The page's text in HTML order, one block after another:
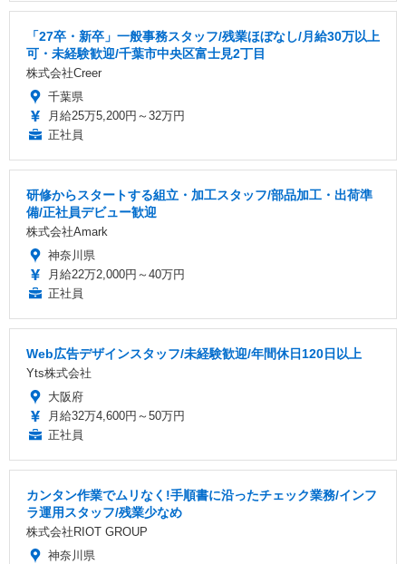
「27卒・新卒」一般事務スタッフ/残業ほぼなし/月給30万以上
可・未経験歓迎/千葉市中央区富士見2丁目
株式会社Creer
千葉県
月給25万5,200円～32万円
正社員
研修からスタートする組立・加工スタッフ/部品加工・出荷準
備/正社員デビュー歓迎
株式会社Amark
神奈川県
月給22万2,000円～40万円
正社員
Web広告デザインスタッフ/未経験歓迎/年間休日120日以上
Yts株式会社
大阪府
月給32万4,600円～50万円
正社員
カンタン作業でムリなく!手順書に沿ったチェック業務/インフ
ラ運用スタッフ/残業少なめ
株式会社RIOT GROUP
神奈川県